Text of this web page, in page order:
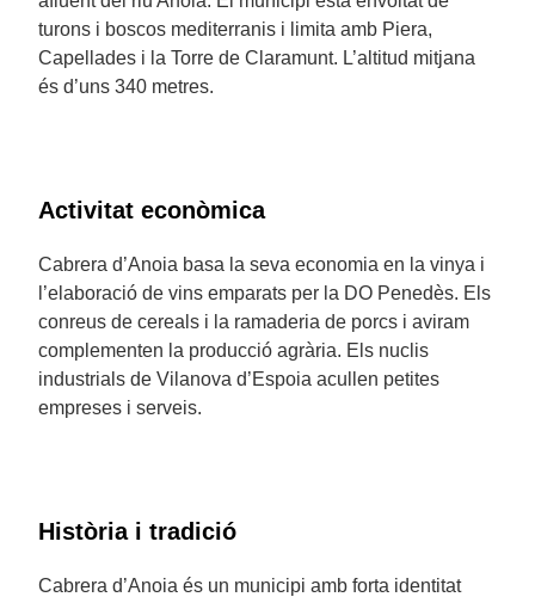
turons i boscos mediterranis i limita amb Piera,
Capellades i la Torre de Claramunt. L’altitud mitjana
és d’uns 340 metres.
Activitat econòmica
Cabrera d’Anoia basa la seva economia en la vinya i
l’elaboració de vins emparats per la DO Penedès. Els
conreus de cereals i la ramaderia de porcs i aviram
complementen la producció agrària. Els nuclis
industrials de Vilanova d’Espoia acullen petites
empreses i serveis.
Història i tradició
Cabrera d’Anoia és un municipi amb forta identitat